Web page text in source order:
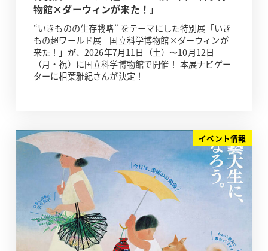
物館×ダーウィンが来た！」
“いきものの生存戦略” をテーマにした特別展「いき
もの超ワールド展 国立科学博物館×ダーウィンが
来た！」が、2026年7月11日（土）〜10月12日
（月・祝）に国立科学博物館で開催！ 本展ナビゲー
ターに相葉雅紀さんが決定！
イベント情報